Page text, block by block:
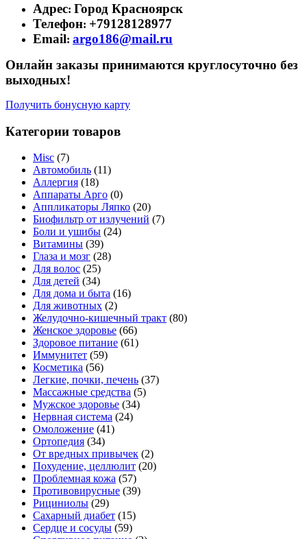
Адрес: Город Красноярск
Телефон: +79128128977
Email: argo186@mail.ru
Онлайн заказы принимаются круглосуточно без
выходных!
Получить бонусную карту
Категории товаров
Misc (7)
Автомобиль (11)
Аллергия (18)
Аппараты Арго (0)
Аппликаторы Ляпко (20)
Биофильтр от излучений (7)
Боли и ушибы (24)
Витамины (39)
Глаза и мозг (28)
Для волос (25)
Для детей (34)
Для дома и быта (16)
Для животных (2)
Желудочно-кишечный тракт (80)
Женское здоровье (66)
Здоровое питание (61)
Иммунитет (59)
Косметика (56)
Легкие, почки, печень (37)
Массажные средства (5)
Мужское здоровье (34)
Нервная система (24)
Омоложение (41)
Ортопедия (34)
От вредных привычек (2)
Похудение, целлюлит (20)
Проблемная кожа (57)
Противовирусные (39)
Рициниолы (29)
Сахарный диабет (15)
Сердце и сосуды (59)